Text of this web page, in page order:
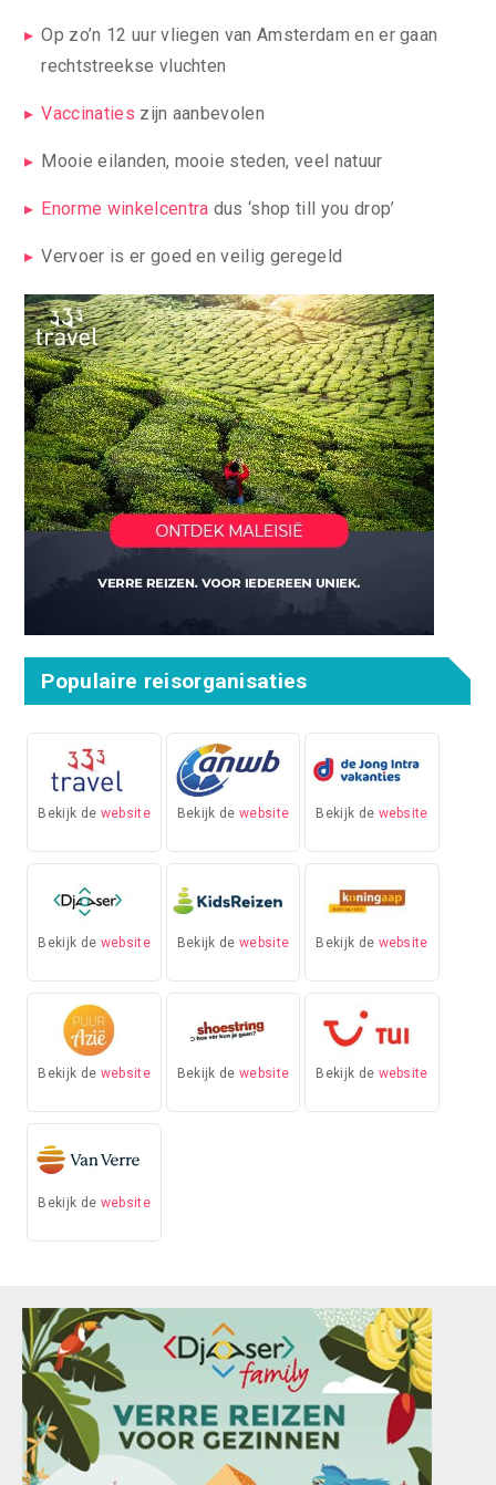
Op zo’n 12 uur vliegen van Amsterdam en er gaan
rechtstreekse vluchten
Vaccinaties zijn aanbevolen
Mooie eilanden, mooie steden, veel natuur
Enorme winkelcentra dus ‘shop till you drop’
Vervoer is er goed en veilig geregeld
Populaire reisorganisaties
Bekijk de website Bekijk dewebsite Bekijk de website
Bekijk de website Bekijk dewebsite Bekijk de website
Bekijk de website Bekijk dewebsite Bekijk de website
Bekijk de website